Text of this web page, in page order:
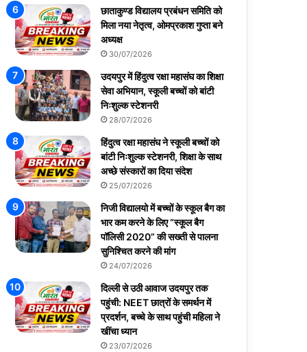
छाताकुण्ड विद्यालय प्रबंधन समिति को
मिला नया नेतृत्व, ओमप्रकाश गुप्ता बने
अध्यक्ष
30/07/2026
उदयपुर में हिंदुत्व रक्षा महासंघ का शिक्षा
सेवा अभियान, स्कूली बच्चों को बांटी
निःशुल्क स्टेशनरी
28/07/2026
हिंदुत्व रक्षा महासंघ ने स्कूली बच्चों को
बांटी निःशुल्क स्टेशनरी, शिक्षा के साथ
अच्छे संस्कारों का दिया संदेश
25/07/2026
निजी विद्यालयो में बच्चों के स्कूल बैग का
भार कम करने के लिए “स्कूल बैग
पॉलिसी 2020” की सख्ती से पालना
सुनिश्चित करने की मांग
24/07/2026
दिल्ली से उठी आवाज उदयपुर तक
पहुंची: NEET छात्रों के समर्थन में
प्रदर्शन, बच्चे के साथ पहुंची महिला ने
खींचा ध्यान
23/07/2026